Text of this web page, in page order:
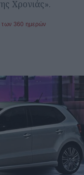
Χρονιάς».
των 360 ημερών